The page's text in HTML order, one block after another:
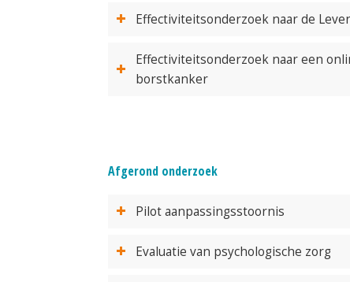
Effectiviteitsonderzoek naar de
Effectiviteitsonderzoek naar een
borstkanker
Afgerond onderzoek
Pilot aanpassingsstoornis
Evaluatie van psychologische zorg